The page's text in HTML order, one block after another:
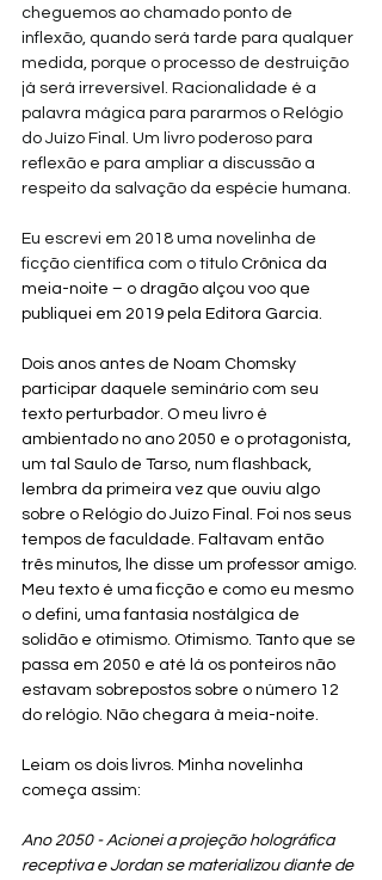
cheguemos ao chamado ponto de
inflexão, quando será tarde para qualquer
medida, porque o processo de destruição
já será irreversível. Racionalidade é a
palavra mágica para pararmos o Relógio
do Juízo Final. Um livro poderoso para
reflexão e para ampliar a discussão a
respeito da salvação da espécie humana.
Eu escrevi em 2018 uma novelinha de
ficção científica com o título Crônica da
meia-noite – o dragão alçou voo que
publiquei em 2019 pela Editora Garcia.
Dois anos antes de Noam Chomsky
participar daquele seminário com seu
texto perturbador. O meu livro é
ambientado no ano 2050 e o protagonista,
um tal Saulo de Tarso, num flashback,
lembra da primeira vez que ouviu algo
sobre o Relógio do Juízo Final. Foi nos seus
tempos de faculdade. Faltavam então
três minutos, lhe disse um professor amigo.
Meu texto é uma ficção e como eu mesmo
o defini, uma fantasia nostálgica de
solidão e otimismo. Otimismo. Tanto que se
passa em 2050 e até lá os ponteiros não
estavam sobrepostos sobre o número 12
do relógio. Não chegara à meia-noite.
Leiam os dois livros. Minha novelinha
começa assim:
Ano 2050 - Acionei a projeção holográfica
receptiva e Jordan se materializou diante de